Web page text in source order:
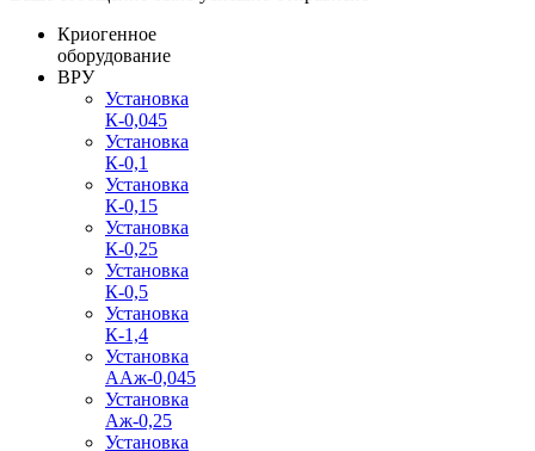
Криогенное
оборудование
ВРУ
Установка
К-0,045
Установка
К-0,1
Установка
К-0,15
Установка
К-0,25
Установка
К-0,5
Установка
К-1,4
Установка
ААж-0,045
Установка
Аж-0,25
Установка